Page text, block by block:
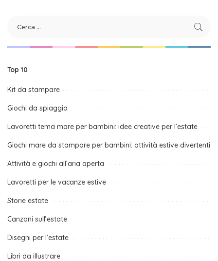
Top 10
Kit da stampare
Giochi da spiaggia
Lavoretti tema mare per bambini: idee creative per l’estate
Giochi mare da stampare per bambini: attività estive divertenti
Attività e giochi all’aria aperta
Lavoretti per le vacanze estive
Storie estate
Canzoni sull’estate
Disegni per l’estate
Libri da illustrare